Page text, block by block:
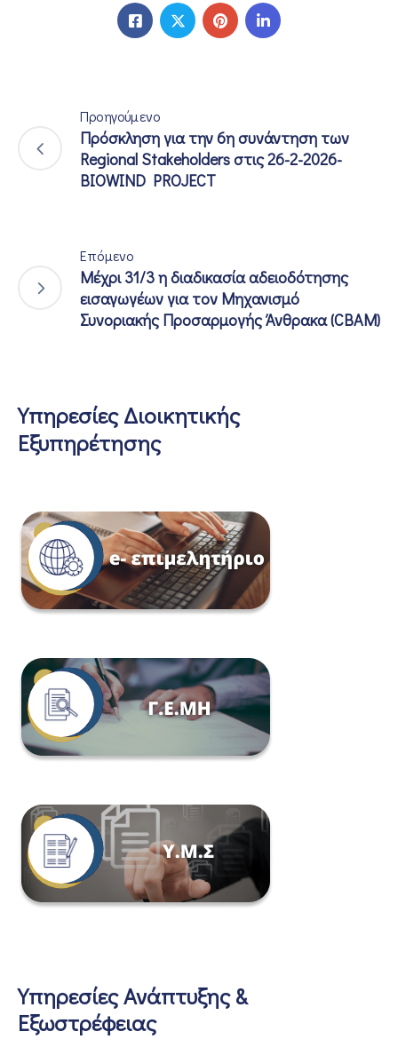
Προηγούμενο
Πρόσκληση για την 6η συνάντηση των
Regional Stakeholders στις 26-2-2026-
BIOWIND PROJECT
Επόμενο
Μέχρι 31/3 η διαδικασία αδειοδότησης
εισαγωγέων για τον Μηχανισμό
Συνοριακής Προσαρμογής Άνθρακα (CBAM)
Υπηρεσίες Διοικητικής
Εξυπηρέτησης
Υπηρεσίες Ανάπτυξης &
Εξωστρέφειας